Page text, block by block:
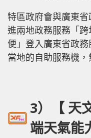
特區政府會與廣東
進兩地政務服務「
便」登入廣東省政
當地的自助服務機
3）【 天
端天氣能